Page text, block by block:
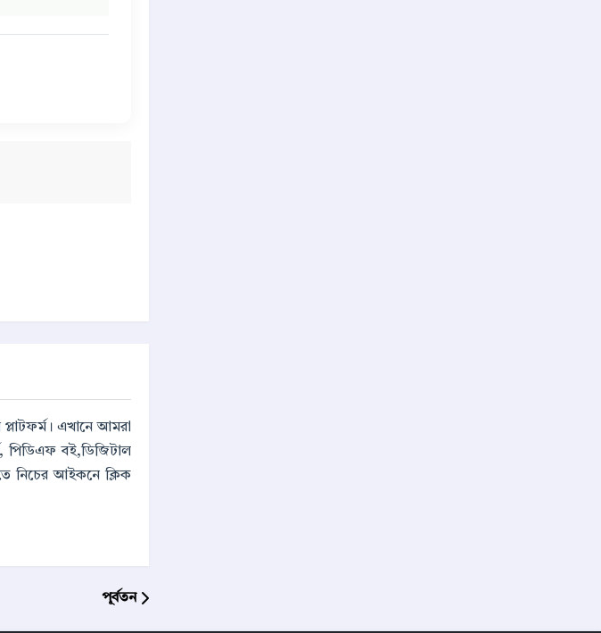
এখানে আমরা
পিডিএফ বই,ডিজিটাল
নিচের আইকনে ক্লিক
পূর্বতন